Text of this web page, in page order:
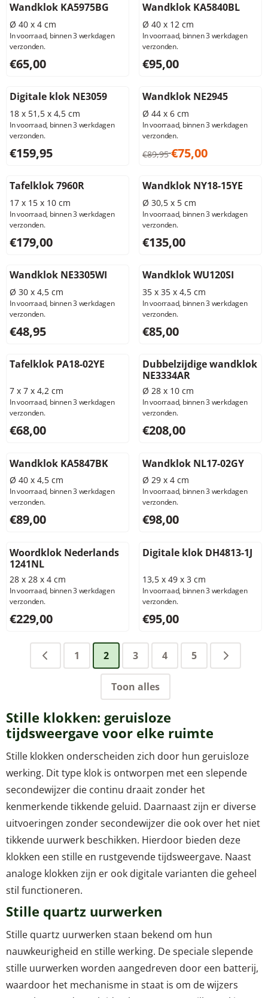
Wandklok KA5975BG
Ø 40 x 4 cm
In voorraad, binnen 3 werkdagen
verzonden.
Prijs: 65,00, exclusief btw: 53,72
€65,00
Wandklok KA5840BL
Ø 40 x 12 cm
In voorraad, binnen 3 werkdagen
verzonden.
Prijs: 95,00, exclusief btw:
€95,00
Digitale klok NE3059
18 x 51,5 x 4,5 cm
In voorraad, binnen 3 werkdagen
verzonden.
Prijs: 159,95, exclusief btw: 132,19
€159,95
Wandklok NE2945
Ø 44 x 6 cm
In voorraad, binnen 3 werkdagen
verzonden.
Van 89,95 voor 75,00,
€89,95€75,00
Tafelklok 7960R
17 x 15 x 10 cm
In voorraad, binnen 3 werkdagen
verzonden.
Prijs: 179,00, exclusief btw: 147,93
€179,00
Wandklok NY18-15YE
Ø 30,5 x 5 cm
In voorraad, binnen 3 werkdagen
verzonden.
Prijs: 135,00, exclusief btw:
€135,00
Wandklok NE3305WI
Ø 30 x 4,5 cm
In voorraad, binnen 3 werkdagen
verzonden.
Prijs: 48,95, exclusief btw: 40,45
€48,95
Wandklok WU120SI
35 x 35 x 4,5 cm
In voorraad, binnen 3 werkdagen
verzonden.
Prijs: 85,00, exclusief btw:
€85,00
Tafelklok PA18-02YE
7 x 7 x 4,2 cm
In voorraad, binnen 3 werkdagen
verzonden.
Prijs: 68,00, exclusief btw: 56,20
€68,00
Dubbelzijdige wandklok
NE3334AR
Ø 28 x 10 cm
In voorraad, binnen 3 werkdagen
verzonden.
Prijs: 208,00, exclusief btw:
€208,00
Wandklok KA5847BK
Ø 40 x 4,5 cm
In voorraad, binnen 3 werkdagen
verzonden.
Prijs: 89,00, exclusief btw: 73,55
€89,00
Wandklok NL17-02GY
Ø 29 x 4 cm
In voorraad, binnen 3 werkdagen
verzonden.
Prijs: 98,00, exclusief btw:
€98,00
Woordklok Nederlands
1241NL
28 x 28 x 4 cm
In voorraad, binnen 3 werkdagen
verzonden.
Prijs: 229,00, exclusief btw: 189,26
€229,00
Digitale klok DH4813-1J
13,5 x 49 x 3 cm
In voorraad, binnen 3 werkdagen
verzonden.
Prijs: 95,00, exclusief btw:
€95,00
1 2 3 4 5
Toon alles
Stille klokken: geruisloze
tijdsweergave voor elke ruimte
Stille klokken onderscheiden zich door hun geruisloze
werking. Dit type klok is ontworpen met een slepende
secondewijzer die continu draait zonder het
kenmerkende tikkende geluid. Daarnaast zijn er diverse
uitvoeringen zonder secondewijzer die ook over het niet
tikkende uurwerk beschikken. Hierdoor bieden deze
klokken een stille en rustgevende tijdsweergave. Naast
analoge klokken zijn er ook digitale varianten die geheel
stil functioneren.
Stille quartz uurwerken
Stille quartz uurwerken staan bekend om hun
nauwkeurigheid en stille werking. De speciale slepende
stille uurwerken worden aangedreven door een batterij,
waardoor het mechanisme in staat is om de wijzers